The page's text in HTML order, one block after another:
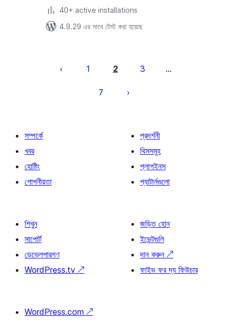
40+ active installations
4.9.29 এর সাথে টেস্ট করা হয়েছে
পেজিনেশন
1 2 3 …
7
সম্পর্কে
খবর
হোষ্টিং
গোপনীয়তা
প্রদর্শনী
থিমসমূহ
প্লাগইনস
প্যাটার্নগুলো
শিখুন
সাপোর্ট
ডেভেলপারগণ
WordPress.tv ↗
জড়িত হোন
ইভেন্টগুলি
দান করুন ↗
ফাইভ ফর দ্য ফিউচার
WordPress.com ↗